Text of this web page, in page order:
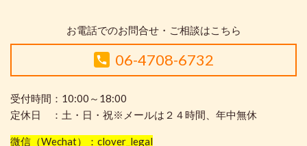
お電話でのお問合せ・ご相談はこちら
06-4708-6732
受付時間：10:00～18:00
定休日 ：土・日・祝※メールは２４時間、年中無休
微信（Wechat）：clover_legal